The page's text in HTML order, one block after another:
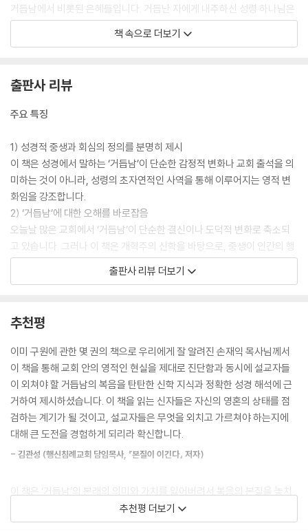
거듭남에서 비롯된 은혜들입니다. 거듭난 자에게 내주하신 성령 하나님은
떠나지 않으시고 거듭남에 기초하여 다른 사역들을 이어가십니다. 거듭남
은 그 자체로 끝나지 않습니다. 거듭남은 우리를 구원하시는 성령님의 시
---「5. 거듭나면 어떻게 됩니까?」중에서
및 표지가 곧 거듭남의 증거가 됩니다. 거듭남은 반드시 회심으로 나타나
기 때문입니다. 모든 외적인 변화가 내적인 변화를 증명하는 것은 아니지
만, 내적인 변화는 언제나 외적인 변화를 동반하기 때문입니다.
---「6. 거듭났는지 어떻게 알 수 있습니까?」중에서
사람이 거듭나지 않으면 아무런 소망이 없습니다. 거듭나지 않으면 세상
권세도 엄청난 부도 아무 의미 없습니다. 대단한 학력도 의미 없습니다. 아
무리 교회 봉사를 열심히 해도 의미 없습니다. 찬양을 목청껏 뜨겁게 불러
도 의미 없습니다. 눈물을 흠뻑 흘리며 몇 시간씩 지속하는 기도도 의미 없
거듭나지 않은 사람이라면 의미 없습니다. 예수님께서 말씀하신 것처럼,
---「닫는 글」중에서
책 속으로 더보기
출판사 리뷰
주요 특징
1) 성경적 중생과 회심의 정의를 분명히 제시
이 책은 성경에서 말하는 ‘거듭남’이 단순한 감정적 변화나 교회 출석을 의
미하는 것이 아니라, 성령의 초자연적인 사역을 통해 이루어지는 영적 변
화임을 강조합니다.
2) ‘거듭남’에 대한 오해를 바로잡음
오늘날 많은 교회에서 ‘거듭남’이 단순한 결신이나 도덕적 변화로 축소되
고 있습니다. 그러나 이 책은 개혁주의 신학을 바탕으로, 중생이 인간의 행
위가 아니라 하나님의 은혜로만 이루어지는 사건임을 설명합니다.
3) 개혁주의 신앙고백서와 성경적 근거 제시
로 정리합니다.
4) 목회적 적용과 실제적인 질문들
“나는 정말 거듭난 사람인가?”
“거듭남과 신앙생활의 변화는 어떤 관계가 있는가?”
“성령의 역사 없이 인간의 노력으로 구원을 받을 수 있는가?”
이러한 질문들에 대해 명확한 답변을 제시하며, 신자들이 자신의 신앙을
돌아보고 확신을 가질 수 있도록 돕습니다.
독자들에게 주는 유익
√ 구원의 본질과 거듭남의 교리를 깊이 이해할 수 있다.
√ 자신의 신앙을 돌아보고, 참된 중생을 경험했는지 점검할 수 있다.
출판사 리뷰 더보기
추천평
이미 구원에 관한 몇 권의 책으로 우리에게 잘 알려진 손재익 목사님께서
이 책을 통해 교회 안의 영적인 현실을 제대로 진단함과 동시에 설교자들
이 외쳐야 할 거듭남의 복음을 탄탄한 신학 지식과 정확한 성경 해석에 근
거하여 제시하셨습니다. 이 책을 읽는 신자들은 자신의 영혼의 상태를 점
검하는 계기가 될 것이고, 설교자들은 무엇을 외치고 가르쳐야 하는지에
대해 큰 도전을 경험하게 되리라 확신합니다.
- 김관성 (행신침례교회 담임목사, 『본질이 이긴다』 저자)
이 책은 ‘거듭남’의 본래의 의미와 가치를 잃어버려서 복음의 본질을 놓치
고 구원받은 신자의 삶의 아름다움과 역동성을 누리지 못하는 우리의 현실
을 지적하며, 성경과 여러 신앙고백서에서 말하는 ‘거듭남’의 본질과 영광
추천평 더보기